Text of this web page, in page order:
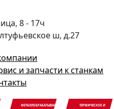
8 - 17ч
ш, д.27
и запчасти к станкам
МЕТАЛЛОБРАБАТЫВАЮЩИЕ
ТЕРМИЧЕСКОЕ И